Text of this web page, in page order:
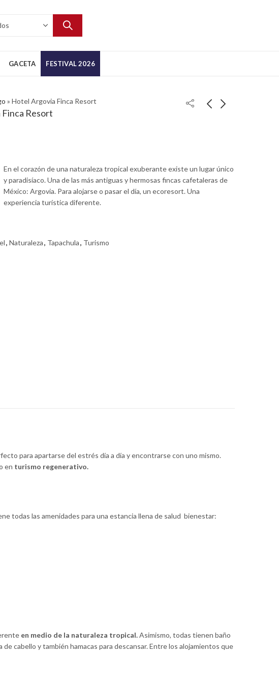
GACETA FESTIVAL 2026
» Hotel Argovia Finca Resort
Resort
En el corazón de una naturaleza tropical exuberante existe un lugar único
y paradisíaco. Una de las más antiguas y hermosas fincas cafetaleras de
México: Argovia. Para alojarse o pasar el día, un ecoresort. Una
experiencia turística diferente.
, Naturaleza, Tapachula, Turismo
para apartarse del estrés día a día y encontrarse con uno mismo.
en turismo regenerativo.
todas las amenidades para una estancia llena de salud bienestar:
en medio de la naturaleza tropical.Asimismo, todas tienen baño
cabello y también hamacas para descansar. Entre los alojamientos que